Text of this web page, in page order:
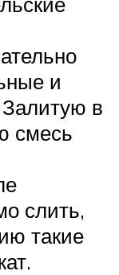
и
Залитую в
смесь
слить,
такие